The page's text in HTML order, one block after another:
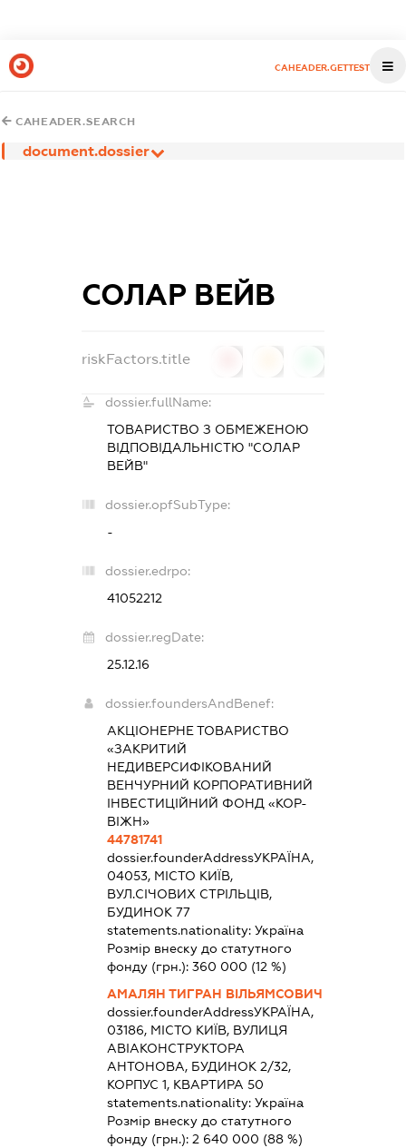
CAHEADER.GETTEST
CAHEADER.SEARCH
document.dossier
СОЛАР ВЕЙВ
riskFactors.title
dossier.fullName:
ТОВАРИСТВО З ОБМЕЖЕНОЮ
ВІДПОВІДАЛЬНІСТЮ "СОЛАР
ВЕЙВ"
dossier.opfSubType:
-
dossier.edrpo:
41052212
dossier.regDate:
25.12.16
dossier.foundersAndBenef:
АКЦІОНЕРНЕ ТОВАРИСТВО
«ЗАКРИТИЙ
НЕДИВЕРСИФІКОВАНИЙ
ВЕНЧУРНИЙ КОРПОРАТИВНИЙ
ІНВЕСТИЦІЙНИЙ ФОНД «КОР-
ВІЖН»
44781741
dossier.founderAddressУКРАЇНА,
04053, МІСТО КИЇВ,
ВУЛ.СІЧОВИХ СТРІЛЬЦІВ,
БУДИНОК 77
statements.nationality: Україна
Розмір внеску до статутного
фонду (грн.): 360 000 (12 %)
АМАЛЯН ТИГРАН ВІЛЬЯМСОВИЧ
dossier.founderAddressУКРАЇНА,
03186, МІСТО КИЇВ, ВУЛИЦЯ
АВІАКОНСТРУКТОРА
АНТОНОВА, БУДИНОК 2/32,
КОРПУС 1, КВАРТИРА 50
statements.nationality: Україна
Розмір внеску до статутного
фонду (грн.): 2 640 000 (88 %)